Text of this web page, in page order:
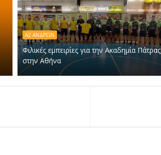
Α2 ΑΝΔΡΏΝ
Φιλικές εμπειρίες για την Ακαδημία Πάτρας
στην Αθήνα